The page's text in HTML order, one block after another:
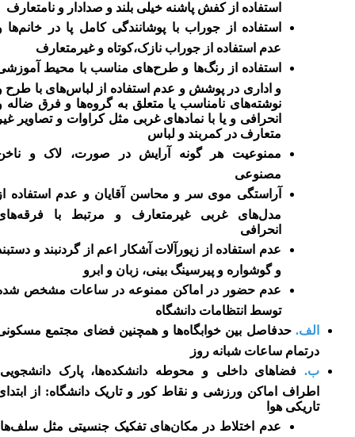
استفاده از کفش پاشنه خیلی بلند و صدادار و نامتعارف
استفاده از جوراب با پوشانندگی کامل پا در خانم‌ها و
عدم استفاده از جوراب نازک،‌کوتاه و غیرمتعارف
استفاده از رنگ‌ها و طرح‌های مناسب با محیط آموزشی
و اداری در پوشش و عدم استفاده از لباس‌های با طرح و
نوشته‌های نامناسب یا متعلق به گروه‌ها و فرق ضاله و
انحرافی و یا با نمادهای غربی مثل کراوات و تصاویر غیر
متعارف در کمربند و لباس
ممنوعیت هر گونه آرایش در صورت،‌ لاک و ناخن
مصنوعی
آراستگی موی سر و محاسن آقایان و عدم استفاده از
مدل‌های غربی غیرمتعارف و مرتبط با فرقه‌های
انحرافی
عدم استفاده از زیورآلات آشکار اعم از گردنبند و دستبند
و گوشواره و پیرسینگ بینی، زبان و ابرو
عدم حضور در اماکن ممنوعه در ساعات مشخص شده
توسط انتظامات دانشگاه
الف.حدفاصل بین خوابگاه‌ها و همچنین فضای مجتمع مسکونی
درتمام ساعات شبانه روز
ب.فضاهای داخلی و محوطه دانشکده‌ها،‌ پارک دانشجویی،
اطراف اماکن ورزشی و نقاط کور و تاریک دانشگاه: از ابتدای
تاریکی هوا
عدم اختلاط در مکان‌های تفکیک جنسیتی مثل سلف‌ها،‌